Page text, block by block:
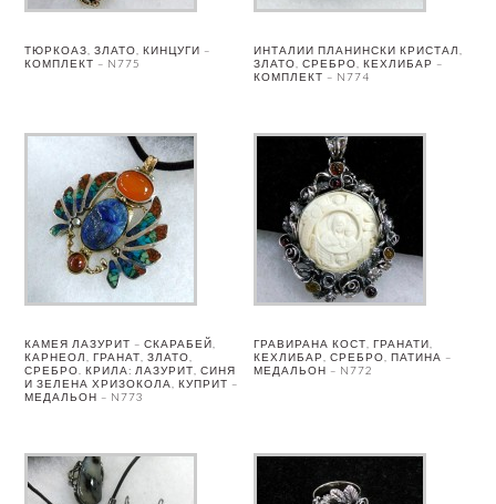
ТЮРКОАЗ, ЗЛАТО, КИНЦУГИ –
КОМПЛЕКТ – N775
ИНТАЛИИ ПЛАНИНСКИ КРИСТАЛ,
ЗЛАТО, СРЕБРО, КЕХЛИБАР –
КОМПЛЕКТ – N774
КАМЕЯ ЛАЗУРИТ – СКАРАБЕЙ,
КАРНЕОЛ, ГРАНАТ, ЗЛАТО,
СРЕБРО. КРИЛА: ЛАЗУРИТ, СИНЯ
И ЗЕЛЕНА ХРИЗОКОЛА, КУПРИТ –
МЕДАЛЬОН – N773
ГРАВИРАНА КОСТ, ГРАНАТИ,
КЕХЛИБАР, СРЕБРО, ПАТИНА –
МЕДАЛЬОН – N772